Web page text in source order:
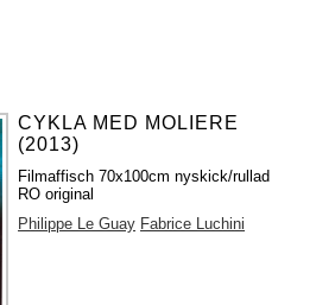
CYKLA MED MOLIERE
(2013)
Filmaffisch 70x100cm nyskick/rullad
RO original
Philippe Le Guay Fabrice Luchini